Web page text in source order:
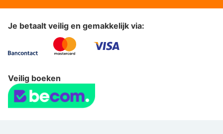
Je betaalt veilig en gemakkelijk via:
Veilig boeken